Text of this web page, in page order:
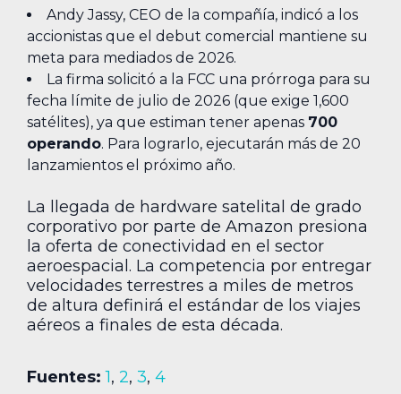
Andy Jassy, CEO de la compañía, indicó a los
accionistas que el debut comercial mantiene su
meta para mediados de 2026.
La firma solicitó a la FCC una prórroga para su
fecha límite de julio de 2026 (que exige 1,600
satélites), ya que estiman tener apenas 700
operando. Para lograrlo, ejecutarán más de 20
lanzamientos el próximo año.
La llegada de hardware satelital de grado
corporativo por parte de Amazon presiona
la oferta de conectividad en el sector
aeroespacial. La competencia por entregar
velocidades terrestres a miles de metros
de altura definirá el estándar de los viajes
aéreos a finales de esta década.
Fuentes: 1, 2, 3, 4